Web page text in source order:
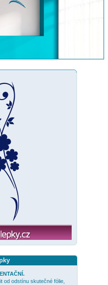
od odstínu skutečné fólie,